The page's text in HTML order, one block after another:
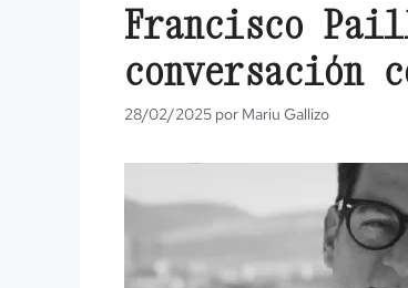
Francisco
conversación
28/02/2025 por Mariu Gallizo